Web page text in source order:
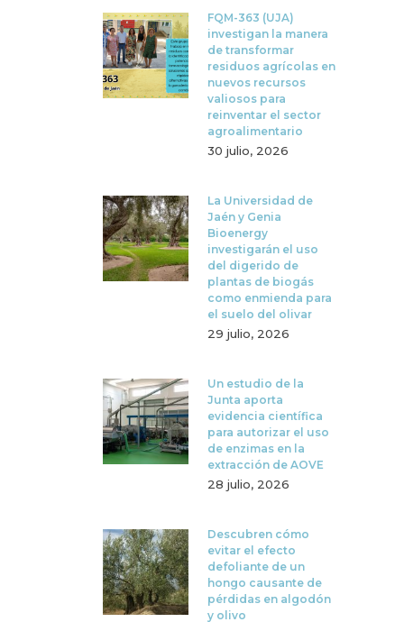
FQM-363 (UJA)
investigan la manera
de transformar
residuos agrícolas en
nuevos recursos
valiosos para
reinventar el sector
agroalimentario
30 julio, 2026
La Universidad de
Jaén y Genia
Bioenergy
investigarán el uso
del digerido de
plantas de biogás
como enmienda para
el suelo del olivar
29 julio, 2026
Un estudio de la
Junta aporta
evidencia científica
para autorizar el uso
de enzimas en la
extracción de AOVE
28 julio, 2026
Descubren cómo
evitar el efecto
defoliante de un
hongo causante de
pérdidas en algodón
y olivo